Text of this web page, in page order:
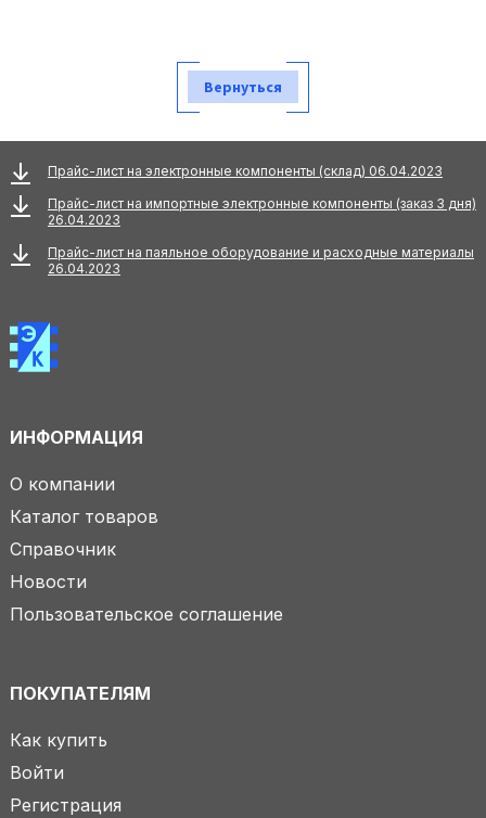
Вернуться
Прайс-лист на электронные компоненты (склад) 06.04.2023
Прайс-лист на импортные электронные компоненты (заказ 3 дня)
26.04.2023
Прайс-лист на паяльное оборудование и расходные материалы
26.04.2023
ИНФОРМАЦИЯ
О компании
Каталог товаров
Справочник
Новости
Пользовательское соглашение
ПОКУПАТЕЛЯМ
Как купить
Войти
Регистрация